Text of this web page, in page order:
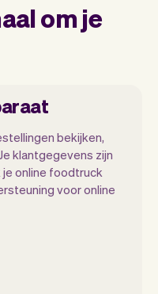
om je
bekijken,
klantgegevens zijn
je online foodtruck
voor online